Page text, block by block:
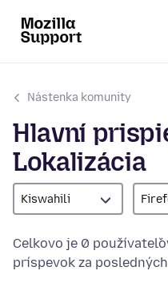
Nástenka komunity
Hlavní
Lokalizácia
Kiswahili
Celkovo je 0
príspevok za